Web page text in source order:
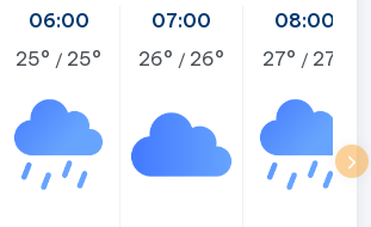
06:00
25° / 25°
07:00
26° / 26°
08:00
27° / 27°